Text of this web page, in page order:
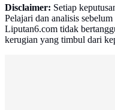
Disclaimer: Setiap
Pelajari dan analisis
Liputan6.com tidak
kerugian yang timbul dari